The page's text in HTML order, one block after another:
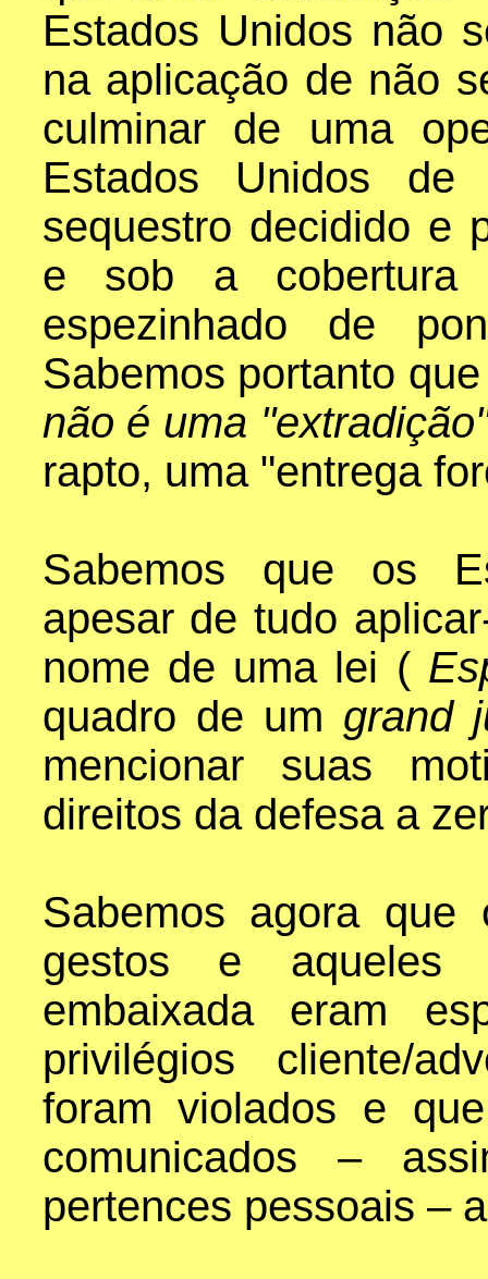
Estados Unidos não
na aplicação de não
culminar de uma
Estados Unidos de
sequestro decidido e
e sob a
espezinhado de
Sabemos portanto
não é uma
rapto, uma "entrega
Sabemos que os
apesar de tudo
nome de uma lei (
quadro de um grand
mencionar suas
direitos da defesa a
Sabemos agora
gestos e aqueles
embaixada eram
privilégios cliente/
foram violados e
comunicados –
pertences pessoais –